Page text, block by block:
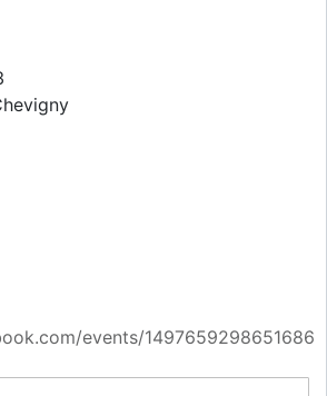
events/1497659298651686